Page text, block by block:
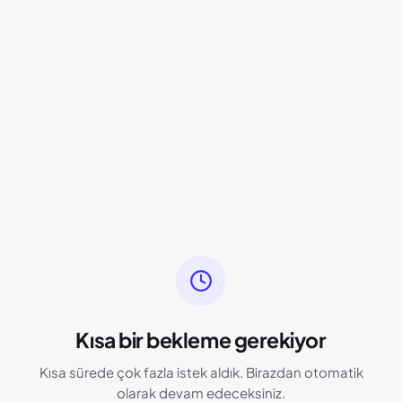
Kısa bir bekleme gerekiyor
Kısa sürede çok fazla istek aldık. Birazdan otomatik
olarak devam edeceksiniz.